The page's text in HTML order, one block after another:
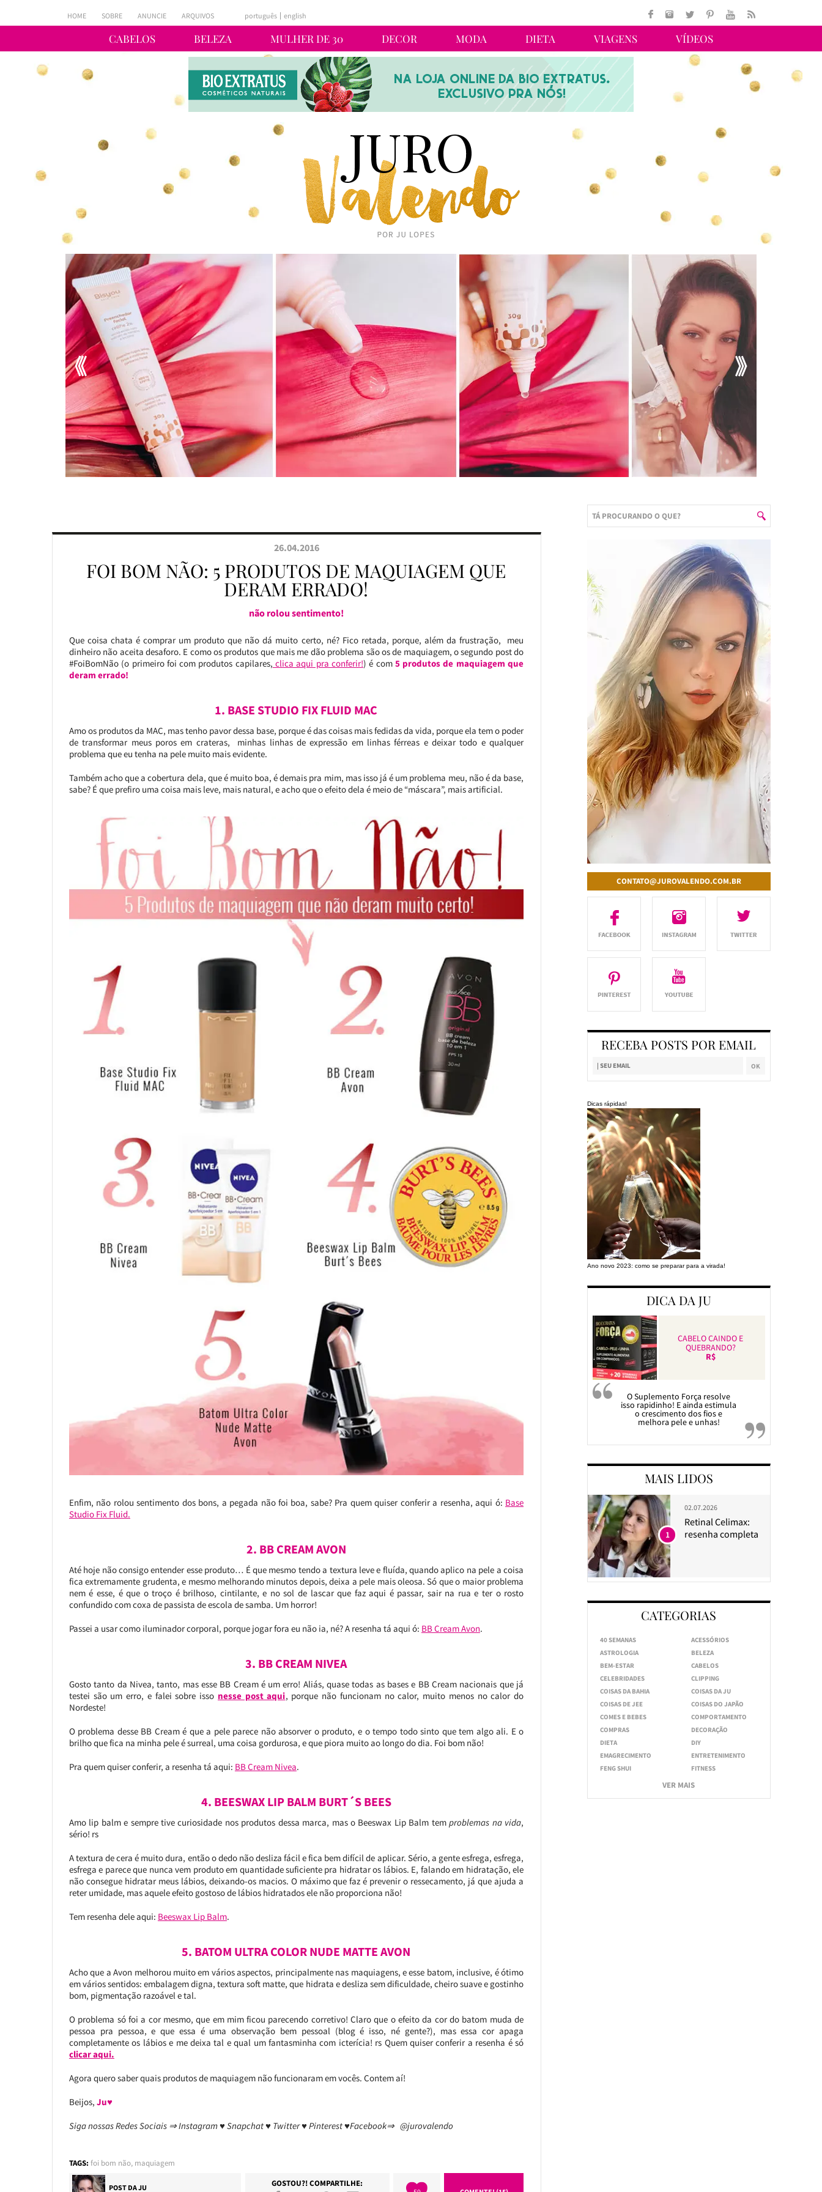
CABELOS BELEZA MULHER DE 30 DECOR MODA DIETA VIAGENS VÍDEOS
HOME SOBRE ANUNCIE ARQUIVOS português english
26.04.2016
FOI BOM NÃO: 5 PRODUTOS DE MAQUIAGEM QUE
DERAM ERRADO!
não rolou sentimento!
Que coisa chata é comprar um produto que não dá muito certo, né? Fico retada, porque, além da frustração, meu
dinheiro não aceita desaforo. E como os produtos que mais me dão problema são os de maquiagem, o segundo post do
#FoiBomNão (o primeiro foi com produtos capilares, clica aqui pra conferir!) é com 5 produtos de maquiagem que
deram errado!
1. BASE STUDIO FIX FLUID MAC
Amo os produtos da MAC, mas tenho pavor dessa base, porque é das coisas mais fedidas da vida, porque ela tem o poder
de transformar meus poros em crateras, minhas linhas de expressão em linhas férreas e deixar todo e qualquer
problema que eu tenha na pele muito mais evidente.
Também acho que a cobertura dela, que é muito boa, é demais pra mim, mas isso já é um problema meu, não é da base,
sabe? É que prefiro uma coisa mais leve, mais natural, e acho que o efeito dela é meio de “máscara”, mais artificial.
Enfim, não rolou sentimento dos bons, a pegada não foi boa, sabe? Pra quem quiser conferir a resenha, aqui ó: Base
Studio Fix Fluid.
2. BB CREAM AVON
Até hoje não consigo entender esse produto… É que mesmo tendo a textura leve e fluída, quando aplico na pele a coisa
fica extremamente grudenta, e mesmo melhorando minutos depois, deixa a pele mais oleosa. Só que o maior problema
nem é esse, é que o troço é brilhoso, cintilante, e no sol de lascar que faz aqui é passar, sair na rua e ter o rosto
confundido com coxa de passista de escola de samba. Um horror!
Passei a usar como iluminador corporal, porque jogar fora eu não ia, né? A resenha tá aqui ó: BB Cream Avon.
3. BB CREAM NIVEA
Gosto tanto da Nivea, tanto, mas esse BB Cream é um erro! Aliás, quase todas as bases e BB Cream nacionais que já
testei são um erro, e falei sobre isso nesse post aqui, porque não funcionam no calor, muito menos no calor do
Nordeste!
O problema desse BB Cream é que a pele parece não absorver o produto, e o tempo todo sinto que tem algo ali. E o
brilho que fica na minha pele é surreal, uma coisa gordurosa, e que piora muito ao longo do dia. Foi bom não!
Pra quem quiser conferir, a resenha tá aqui: BB Cream Nivea.
4. BEESWAX LIP BALM BURT´S BEES
Amo lip balm e sempre tive curiosidade nos produtos dessa marca, mas o Beeswax Lip Balm temproblemas na vida,
sério! rs
A textura de cera é muito dura, então o dedo não desliza fácil e fica bem difícil de aplicar. Sério, a gente esfrega, esfrega,
esfrega e parece que nunca vem produto em quantidade suficiente pra hidratar os lábios. E, falando em hidratação, ele
não consegue hidratar meus lábios, deixando-os macios. O máximo que faz é prevenir o ressecamento, já que ajuda a
reter umidade, mas aquele efeito gostoso de lábios hidratados ele não proporciona não!
Tem resenha dele aqui: Beeswax Lip Balm.
5. BATOM ULTRA COLOR NUDE MATTE AVON
Acho que a Avon melhorou muito em vários aspectos, principalmente nas maquiagens, e esse batom, inclusive, é ótimo
em vários sentidos: embalagem digna, textura soft matte, que hidrata e desliza sem dificuldade, cheiro suave e gostinho
bom, pigmentação razoável e tal.
O problema só foi a cor mesmo, que em mim ficou parecendo corretivo! Claro que o efeito da cor do batom muda de
pessoa pra pessoa, e que essa é uma observação bem pessoal (blog é isso, né gente?), mas essa cor apaga
completamente os lábios e me deixa tal e qual um fantasminha com icterícia! rs Quem quiser conferir a resenha é só
clicar aqui.
Agora quero saber quais produtos de maquiagem não funcionaram em vocês. Contem aí!
Beijos, Ju♥
Siga nossas Redes Sociais ⇒ Instagram ♥ Snapchat ♥ Twitter ♥ Pinterest ♥Facebook⇒ @jurovalendo
TAGS: foi bom não, maquiagem
POST DAJU
GOSTOU?! COMPARTILHE:
CONTATO@JUROVALENDO.COM.BR
RECEBA POSTS POR EMAIL
Dicas rápidas!
Ano novo 2023: como se preparar para a virada!
DICA DA JU
CABELO CAINDO E
QUEBRANDO?
R$
O Suplemento Força resolve
isso rapidinho! E ainda estimula
o crescimento dos fios e
melhora pele e unhas!
MAIS LIDOS
02.07.2026
Retinal Celimax:
resenha completa
1
CATEGORIAS
40 SEMANAS
ACESSÓRIOS
ASTROLOGIA
BELEZA
BEM-ESTAR
CABELOS
CELEBRIDADES
CLIPPING
COISAS DA BAHIA
COISAS DA JU
COISAS DE JEE
COISAS DO JAPÃO
COMES E BEBES
COMPORTAMENTO
COMPRAS
DECORAÇÃO
DIETA
DIY
EMAGRECIMENTO
ENTRETENIMENTO
FENG SHUI
FITNESS
VER MAIS